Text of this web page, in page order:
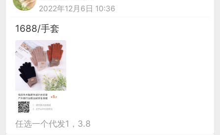
2022年12月6日 10:36
1688/手套
任选一个代发1，3.8